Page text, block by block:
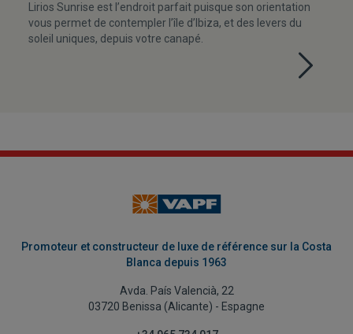
Lirios Sunrise est l’endroit parfait puisque son orientation
vous permet de contempler l’île d’Ibiza, et des levers du
soleil uniques, depuis votre canapé.
Promoteur et constructeur de luxe de référence sur la Costa
Blanca depuis 1963
Avda. País Valencià, 22
03720 Benissa (Alicante) - Espagne